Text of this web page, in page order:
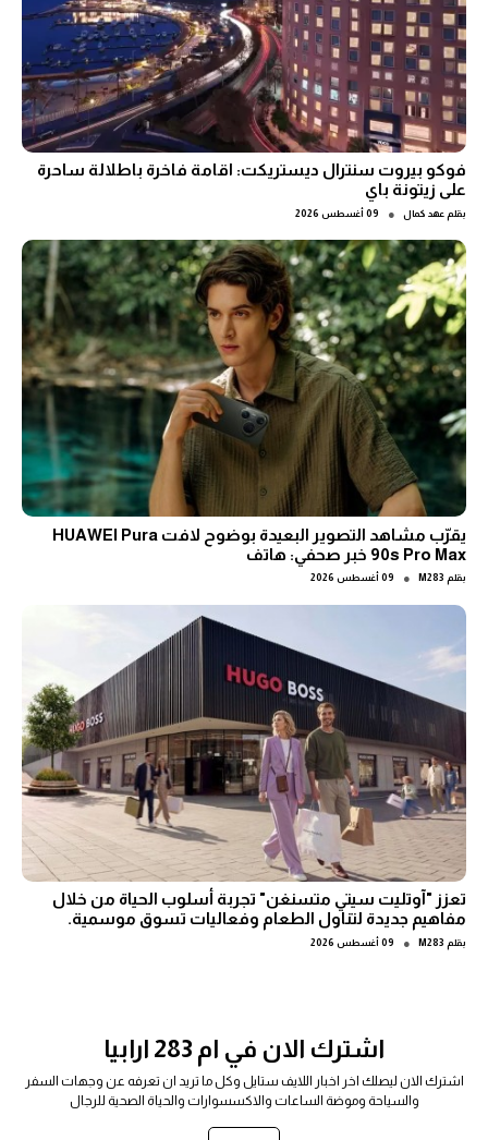
فوكو بيروت سنترال ديستريكت: اقامة فاخرة باطلالة ساحرة
على زيتونة باي
بقلم عهد كمال ● 09 أغسطس 2026
يقرّب مشاهد التصوير البعيدة بوضوح لافت HUAWEI Pura
90s Pro Max خبر صحفي: هاتف
بقلم M283
● 09 أغسطس 2026
تعزز "آوتليت سيتي متسنغن" تجربة أسلوب الحياة من خلال
مفاهيم جديدة لتناول الطعام وفعاليات تسوق موسمية.
بقلم M283
● 09 أغسطس 2026
اشترك الان في ام 283 ارابيا
اشترك الان ليصلك اخر اخبار اللايف ستايل وكل ما تريد ان تعرفه عن وجهات السفر
والسياحة وموضة الساعات والاكسسوارات والحياة الصحية للرجال